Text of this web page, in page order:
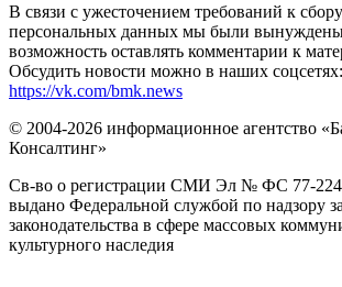
В связи с ужесточением требований к
персональных данных мы были
возможность оставлять комментарии к
Обсудить новости можно в наших соцсетях:
https://vk.com/bmk.news
© 2004-2026 информационное агентство
Консалтинг»
Св-во о регистрации СМИ Эл № ФС 77-
выдано Федеральной службой по надзору
законодательства в сфере массовых
культурного наследия